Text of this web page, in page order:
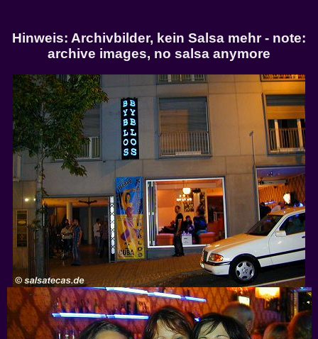
Hinweis: Archivbilder, kein Salsa mehr - note:
archive images, no salsa anymore